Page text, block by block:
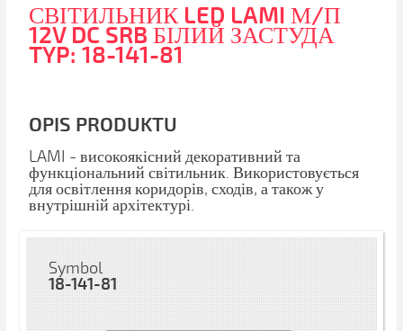
СВІТИЛЬНИК LED LAMI М/П
12V DC SRB БІЛИЙ ЗАСТУДА
TYP: 18-141-81
OPIS PRODUKTU
LAMI - високоякісний декоративний та
функціональний світильник. Використовується
для освітлення коридорів, сходів, а також у
внутрішній архітектурі.
Symbol
18-141-81